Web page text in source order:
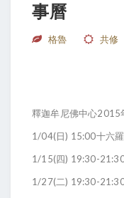
事曆
格魯 共修
釋迦牟尼佛中心2015
1/04(日) 15:00十六
1/15(四) 19:30-
1/27(二) 19:30-